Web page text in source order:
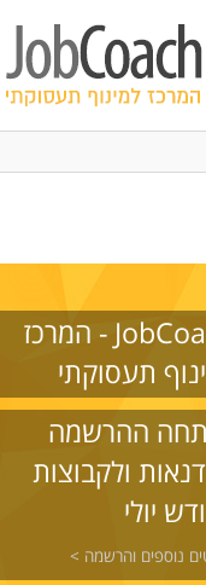
JobCoach - המרכז
תעסוקתי
ההרשמה
ולקבוצות
יולי
נוספים והרשמה >